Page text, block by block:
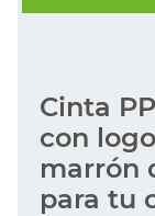
Cinta
con
marrón
para tu